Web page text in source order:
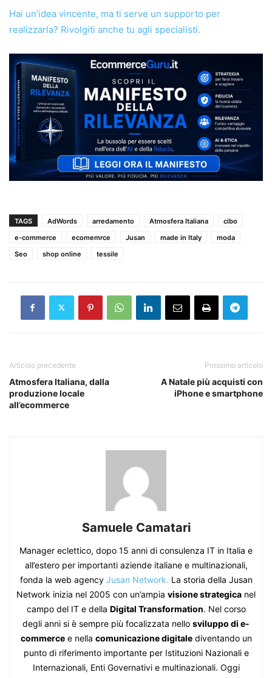
Hai un’idea vincente, ma ti serve un supporto per
realizzarla? Rivolgiti anche tu agli specialisti.
TAGS AdWords arredamento Atmosfera Italiana
cibo
e-commerce
ecomemrce Jusan made in Italy
moda
Seo
shop online tessile
Articolo precedente
Atmosfera Italiana, dalla
produzione locale
all’ecommerce
Prossimo articolo
A Natale più acquisti con
iPhone e smartphone
Samuele Camatari
Manager eclettico, dopo 15 anni di consulenza IT in Italia e
all’estero per importanti aziende italiane e multinazionali,
fonda la web agency Jusan Network. La storia della Jusan
Network inizia nel 2005 con un’ampia visione strategica nel
campo del IT e della Digital Transformation. Nel corso
degli anni si è sempre più focalizzata nello sviluppo di e-
commercee nella comunicazione digitalediventando un
punto di riferimento importante per Istituzioni Nazionali e
Internazionali, Enti Governativi e multinazionali. Oggi